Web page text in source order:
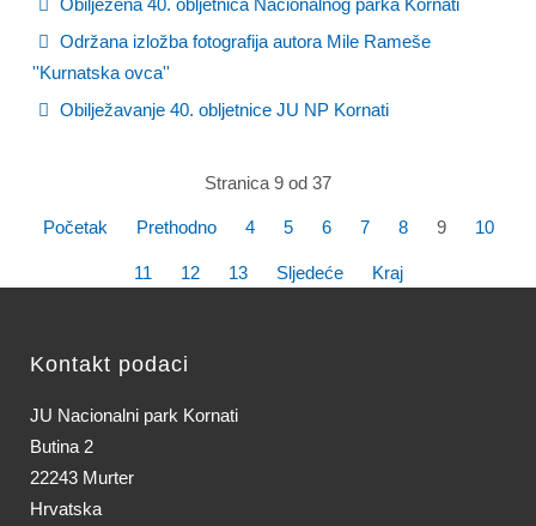
Obilježena 40. obljetnica Nacionalnog parka Kornati
Održana izložba fotografija autora Mile Rameše
''Kurnatska ovca''
Obilježavanje 40. obljetnice JU NP Kornati
Stranica 9 od 37
Početak Prethodno 4 5 6 7 8 9 10
11 12 13 Sljedeće Kraj
Kontakt podaci
JU Nacionalni park Kornati
Butina 2
22243 Murter
Hrvatska